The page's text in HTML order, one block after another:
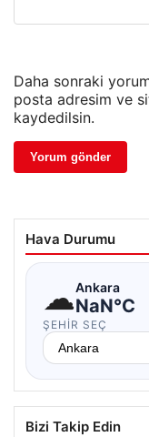
Daha sonraki
posta adresim ve
kaydedilsin.
Hava Durumu
☁Ankara
NaN°C
ŞEHIR SEÇ
Bizi Takip Edin